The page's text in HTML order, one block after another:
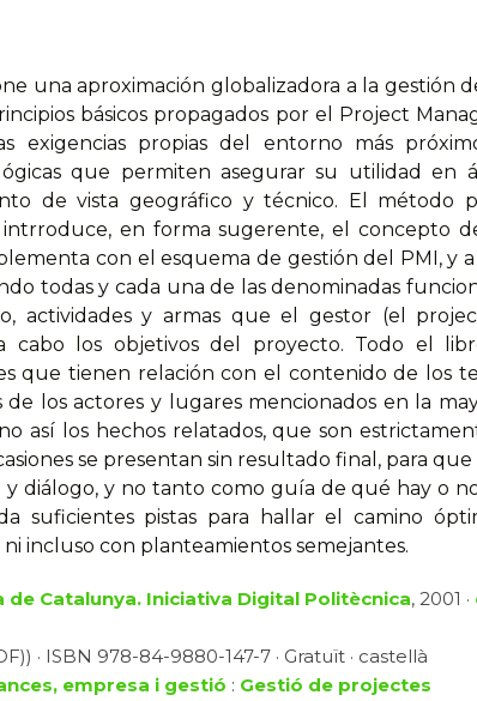
una aproximación globalizadora a la gestión
básicos propagados por el Project
exigencias propias del entorno más
que permiten asegurar su utilidad en
de vista geográfico y técnico. El método
en forma sugerente, el concepto
con el esquema de gestión del PMI, y
todas y cada una de las denominadas
actividades y armas que el gestor (el
cabo los objetivos del proyecto. Todo el
que tienen relación con el contenido de los
de los actores y lugares mencionados en la
no así los hechos relatados, que son
se presentan sin resultado final, para que
diálogo, y no tanto como guía de qué hay o
suficientes pistas para hallar el camino
ni incluso con planteamientos semejantes.
Catalunya. Iniciativa Digital Politècnica, 2001 ·
· ISBN 978-84-9880-147-7 · Gratuït · castellà
empresa i gestió : Gestió de projectes